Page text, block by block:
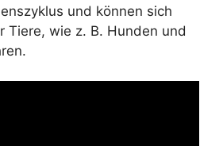
und können sich
Tiere, wie z. B. Hunden und